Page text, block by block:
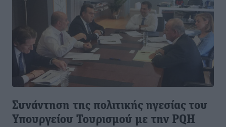
Συνάντηση της πολιτικής ηγεσίας του
Υπουργείου Τουρισμού με την PQH